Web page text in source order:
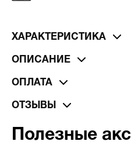
ХАРАКТЕРИСТИКА
ОПИСАНИЕ
ОПЛАТА
ОТЗЫВЫ
Полезные